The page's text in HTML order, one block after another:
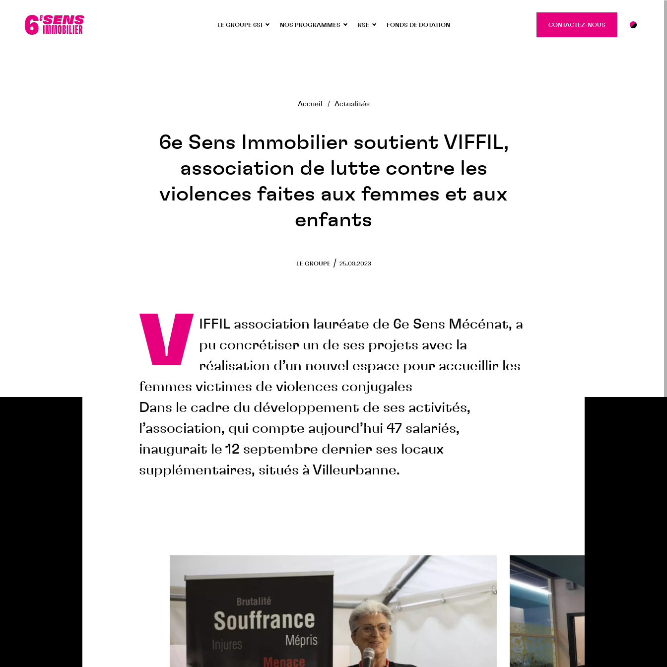
LE GROUPE 6SI NOS PROGRAMMES RSE FONDS DE DOTATION CONTACTEZ-NOUS CONTACTEZ-
Accueil Actualités
6e Sens Immobilier soutient VIFFIL,
association de lutte contre les
violences faites aux femmes et aux
enfants
LE GROUPE / 25.09.2023
V
IFFIL association lauréate de 6e Sens Mécénat, a
pu concrétiser un de ses projets avec la
réalisation d’un nouvel espace pour accueillir les
femmes victimes de violences conjugales
Dans le cadre du développement de ses activités,
l’association, qui compte aujourd’hui 47 salariés,
inaugurait le 12 septembre dernier ses locaux
supplémentaires, situés à Villeurbanne.